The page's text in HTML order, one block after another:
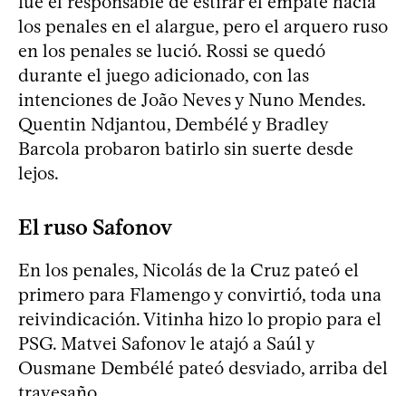
los penales en el alargue, pero el arquero ruso
en los penales se lució. Rossi se quedó
durante el juego adicionado, con las
intenciones de João Neves y Nuno Mendes.
Quentin Ndjantou, Dembélé y Bradley
Barcola probaron batirlo sin suerte desde
lejos.
El ruso Safonov
En los penales, Nicolás de la Cruz pateó el
primero para Flamengo y convirtió, toda una
reivindicación. Vitinha hizo lo propio para el
PSG. Matvei Safonov le atajó a Saúl y
Ousmane Dembélé pateó desviado, arriba del